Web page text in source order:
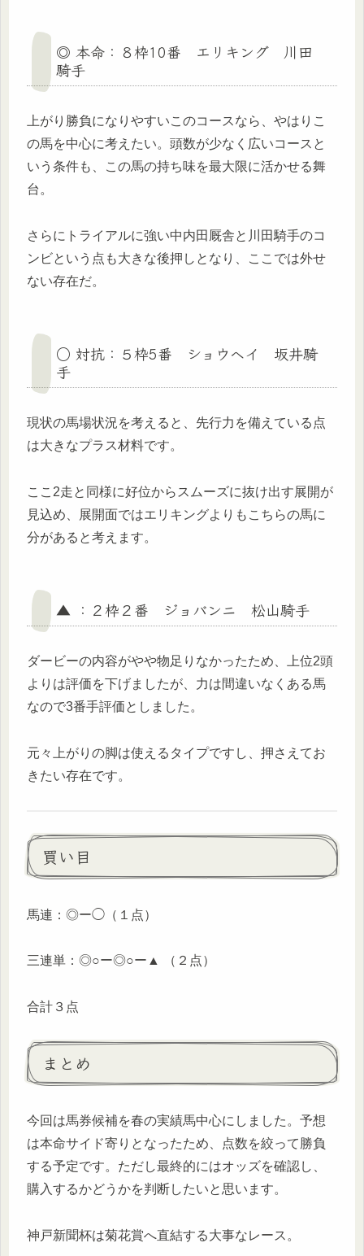
◎ 本命：８枠10番 エリキング 川田
騎手
上がり勝負になりやすいこのコースなら、やはりこ
の馬を中心に考えたい。頭数が少なく広いコースと
いう条件も、この馬の持ち味を最大限に活かせる舞
台。
さらにトライアルに強い中内田厩舎と川田騎手のコ
ンビという点も大きな後押しとなり、ここでは外せ
ない存在だ。
○ 対抗：５枠5番 ショウヘイ 坂井騎
手
現状の馬場状況を考えると、先行力を備えている点
は大きなプラス材料です。
ここ2走と同様に好位からスムーズに抜け出す展開が
見込め、展開面ではエリキングよりもこちらの馬に
分があると考えます。
▲ ：２枠２番 ジョバンニ 松山騎手
ダービーの内容がやや物足りなかったため、上位2頭
よりは評価を下げましたが、力は間違いなくある馬
なので3番手評価としました。
元々上がりの脚は使えるタイプですし、押さえてお
きたい存在です。
買い目
馬連：◎ー◯（１点）
三連単：◎○ー◎○ー▲ （２点）
合計３点
まとめ
今回は馬券候補を春の実績馬中心にしました。予想
は本命サイド寄りとなったため、点数を絞って勝負
する予定です。ただし最終的にはオッズを確認し、
購入するかどうかを判断したいと思います。
神戸新聞杯は菊花賞へ直結する大事なレース。